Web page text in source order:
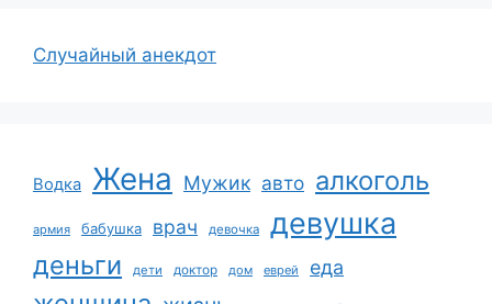
Случайный анекдот
Водка Жена Мужик авто алкоголь
армия бабушка врач девочка девушка
деньги дети доктор дом еврей еда